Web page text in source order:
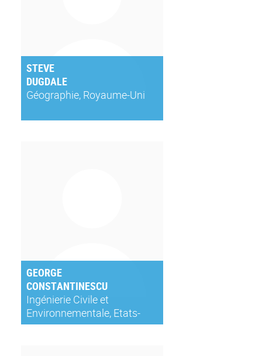
STEVE
DUGDALE
Géographie, Royaume-Uni
GEORGE
CONSTANTINESCU
Ingénierie Civile et
Environnementale, Etats-
Unis